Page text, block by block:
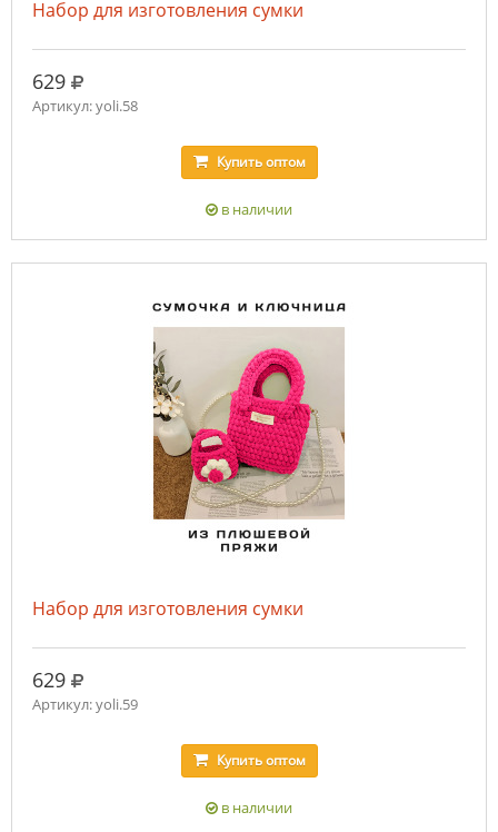
Набор для изготовления сумки
629 руб.
Артикул: yoli.58
Купитьоптом
в наличии
Набор для изготовления сумки
629 руб.
Артикул: yoli.59
Купитьоптом
в наличии